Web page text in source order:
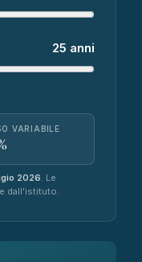
25 anni
VARIABILE
2026 . Le
dall'istituto.